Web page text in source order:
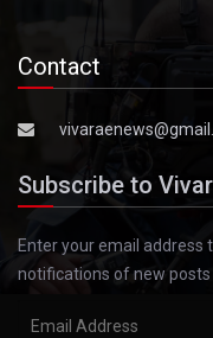
Contact
Subscribe to
Enter your email address
notifications of new posts